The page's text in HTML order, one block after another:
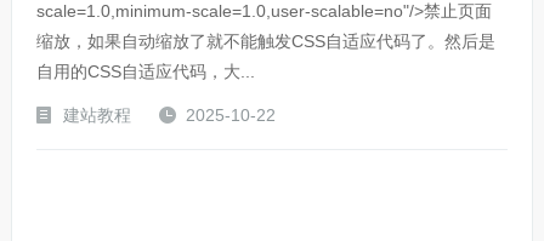
scale=1.0,minimum-scale=1.0,user-scalable=no"/>禁止页面
缩放，如果自动缩放了就不能触发CSS自适应代码了。然后是
自用的CSS自适应代码，大...
建站教程 2025-10-22